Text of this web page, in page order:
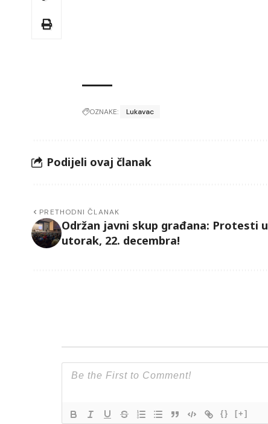
OZNAKE: Lukavac
Podijeli ovaj članak
PRETHODNI ČLANAK
Održan javni skup građana: Protesti u
utorak, 22. decembra!
{} [+]